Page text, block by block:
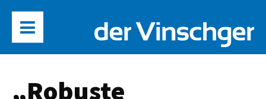
„Robuste